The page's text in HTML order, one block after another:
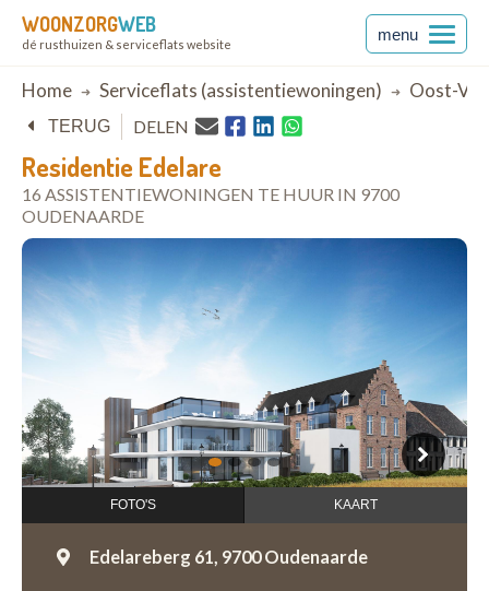
WOONZORGWEB
dé rusthuizen & serviceflats website
menu
Breadcrumb
Home Serviceflats (assistentiewoningen) Oost-
Residentie Edelare
16 ASSISTENTIEWONINGEN TE HUUR IN 9700
OUDENAARDE
TERUG DELEN
1 2 3 4
open in Google Maps
FOTO'S KAART
Edelareberg 61, 9700 Oudenaarde